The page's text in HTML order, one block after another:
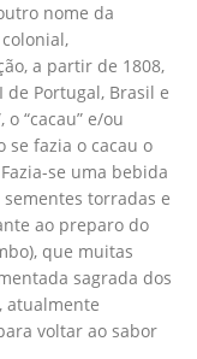
nome da
a partir de 1808,
Portugal, Brasil e
“cacau” e/ou
se fazia o cacau o
se uma bebida
torradas e
ao preparo do
que muitas
sagrada dos
atualmente
voltar ao sabor